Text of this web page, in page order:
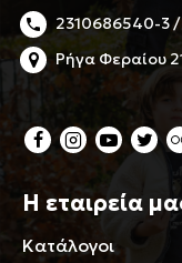
2310686540-3
Ρήγα Φεραίου
Η εταιρεία
Κατάλογοι